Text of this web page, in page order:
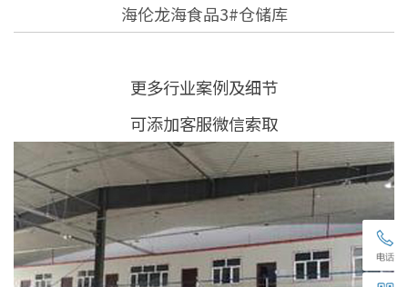
海伦龙海食品3#仓储库
更多行业案例及细节
可添加客服微信索取